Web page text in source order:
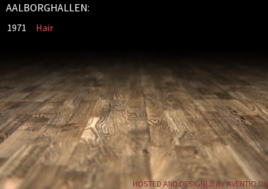
AALBORGHALLEN:
1971 Hair
HOSTED AND DESIGNED BY AVENTIO.DK